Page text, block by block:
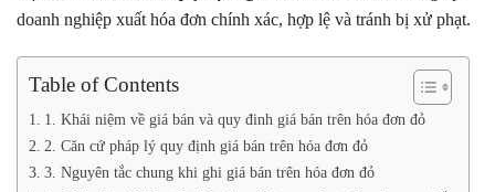
doanh nghiệp xuất hóa đơn chính xác, hợp lệ và tránh bị xử phạt.
Table of Contents
1. Khái niệm về giá bán và quy đinh giá bán trên hóa đơn đỏ
2. Căn cứ pháp lý quy định giá bán trên hóa đơn đỏ
3. Nguyên tắc chung khi ghi giá bán trên hóa đơn đỏ